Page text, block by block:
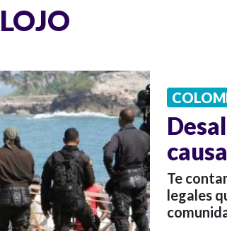
Te
legales